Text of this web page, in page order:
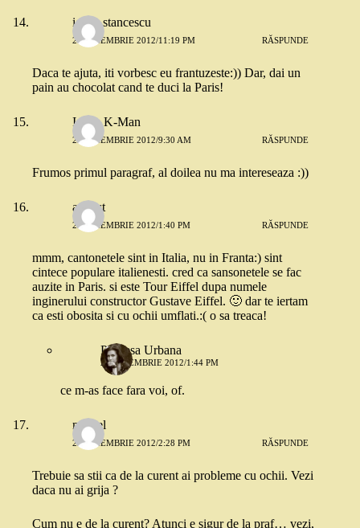
ioana stancescu
21 NOIEMBRIE 2012/11:19 PM RĂSPUNDE
Daca te ajuta, iti vorbesc eu frantuzeste:)) Dar, dai un
pain au chocolat cand te duci la Paris!
Ioana K-Man
22 NOIEMBRIE 2012/9:30 AM RĂSPUNDE
Frumos primul paragraf, al doilea nu ma intereseaza :))
august
22 NOIEMBRIE 2012/1:40 PM RĂSPUNDE
mmm, cantonetele sint in Italia, nu in Franta:) sint
cintece populare italienesti. cred ca sansonetele se fac
auzite in Paris. si este Tour Eiffel dupa numele
inginerului constructor Gustave Eiffel. 🙂 dar te iertam
ca esti obosita si cu ochii umflati.:( o sa treaca!
Printesa Urbana
22 NOIEMBRIE 2012/1:44 PM
ce m-as face fara voi, of.
marcel
22 NOIEMBRIE 2012/2:28 PM RĂSPUNDE
Trebuie sa stii ca de la curent ai probleme cu ochii. Vezi
daca nu ai grija ?
Cum nu e de la curent? Atunci e sigur de la praf… vezi,